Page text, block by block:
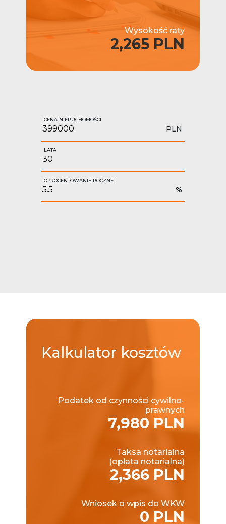
Wysokość raty
2,265 PLN
CENA NIERUCHOMOŚCI
PLN
LATA
OPROCENTOWANIE ROCZNE
%
Kalkulator kosztów
Podatek od czynności cywilno-
prawnych
7,980 PLN
Taksa notarialna
(opłata notarialna)
2,366 PLN
Wniosek o wpis do WKW
0 PLN